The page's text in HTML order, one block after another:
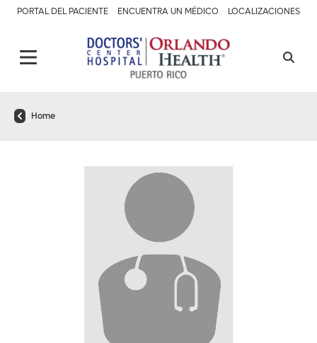
PORTAL DEL PACIENTE ENCUENTRA UN MÉDICO LOCALIZACIONES
Home